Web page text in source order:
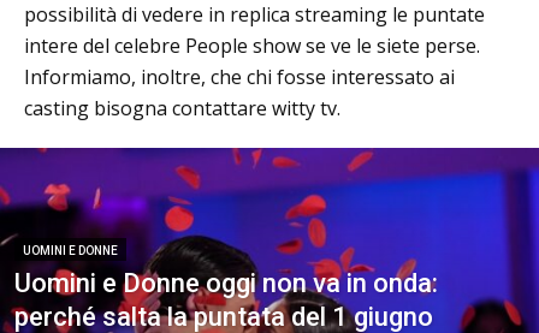
possibilità di vedere in replica streaming le puntate
intere del celebre People show se ve le siete perse.
Informiamo, inoltre, che chi fosse interessato ai
casting bisogna contattare witty tv.
UOMINI E DONNE
Uomini e Donne oggi non va in onda:
perché salta la puntata del 1 giugno